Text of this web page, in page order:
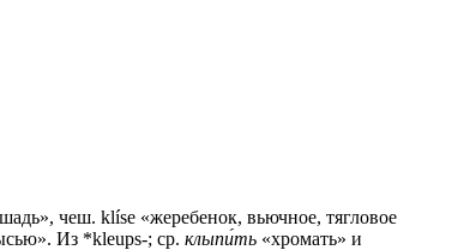
чеш. klísе «жеребенок, вьючное, тягловое
Из *kleups-; ср. клыпи́ть «хромать» и